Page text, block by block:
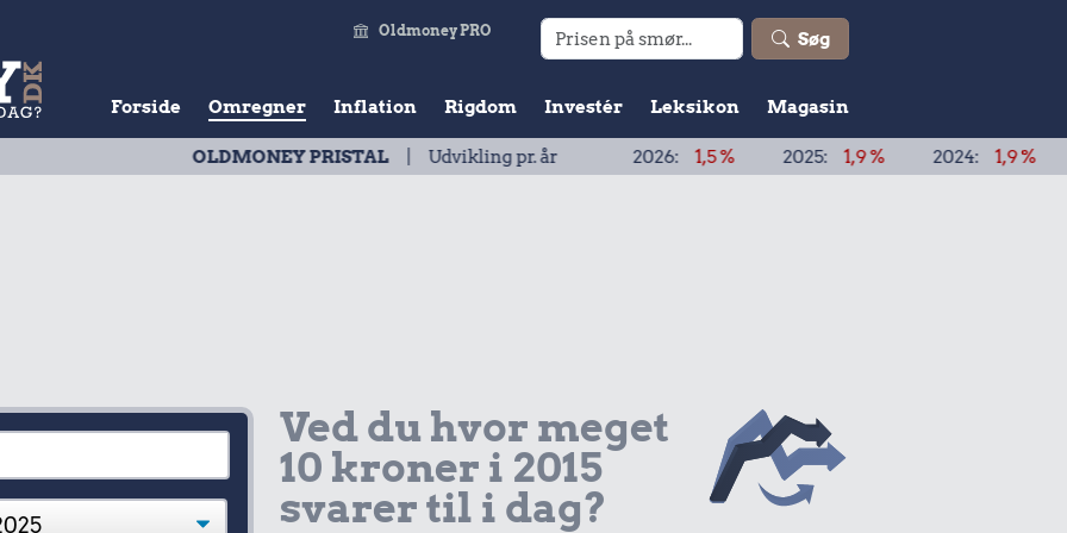
Søg
Oldmoney PRO
Forside Omregner Inflation Rigdom Investér Leksikon Magasin
OLDMONEY PRISTAL| Udvikling pr. år2026: 2025: 1,9 % 2024: 1,9 % 2023: 3,3 %
Ved du hvor meget
10 kroner i 2015
svarer til i dag?